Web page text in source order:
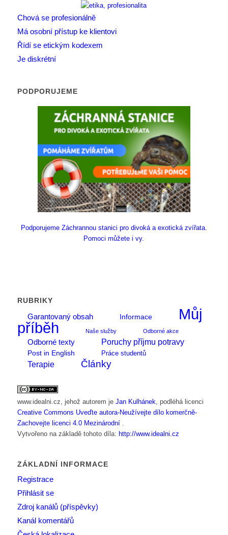
Chová se profesionálně
Má osobní přístup ke klientovi
Řídí se etickým kodexem
Je diskrétní
PODPORUJEME
Podporujeme Záchrannou stanici pro divoká a exotická zvířata.
Pomoci můžete i vy.
RUBRIKY
Garantovaný obsah
Informace
Můj
příběh
Naše služby Odborné akce
Odborné texty Poruchy příjmu potravy
Post in English Práce studentů
Terapie Články
www.idealni.cz , jehož autorem je Jan Kulhánek , podléhá licenci
Creative Commons Uveďte autora-Neužívejte dílo komerčně-
Zachovejte licenci 4.0 Mezinárodní
Vytvořeno na základě tohoto díla: http://www.idealni.cz
ZÁKLADNÍ INFORMACE
Registrace
Přihlásit se
Zdroj kanálů (příspěvky)
Kanál komentářů